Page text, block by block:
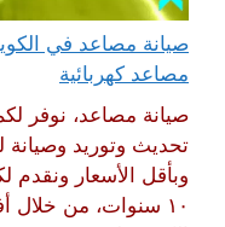
مصاعد كهربائية
صيانة مصاعد، نوفر
تحديث وتوريد وصيانة
وبأقل الأسعار
١٠ سنوات، من